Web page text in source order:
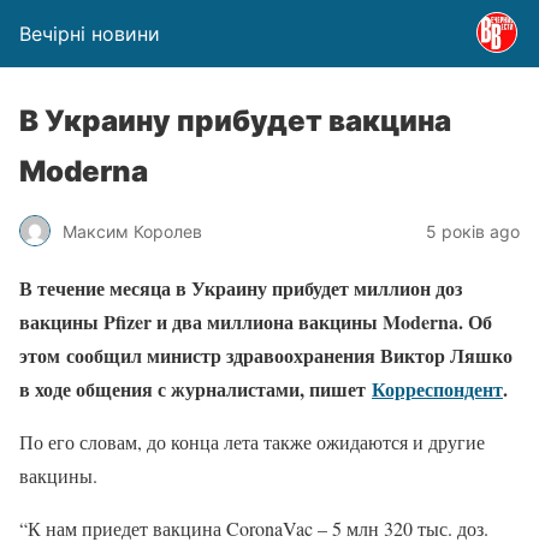
Вечірні новини
В Украину прибудет вакцина
Moderna
Максим Королев 5 років ago
В течение месяца в Украину прибудет миллион доз
вакцины Pfizer и два миллиона вакцины Moderna. Об
этом сообщил министр здравоохранения Виктор Ляшко
в ходе общения с журналистами, пишет Корреспондент.
По его словам, до конца лета также ожидаются и другие
вакцины.
“К нам приедет вакцина CoronaVac – 5 млн 320 тыс. доз.